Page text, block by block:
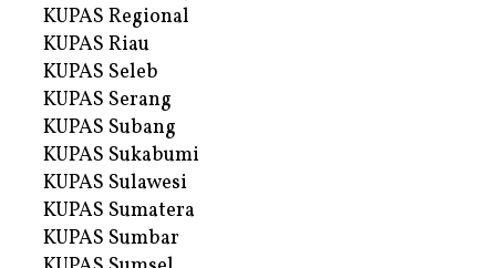
KUPAS Regional
KUPAS Riau
KUPAS Seleb
KUPAS Serang
KUPAS Subang
KUPAS Sukabumi
KUPAS Sulawesi
KUPAS Sumatera
KUPAS Sumbar